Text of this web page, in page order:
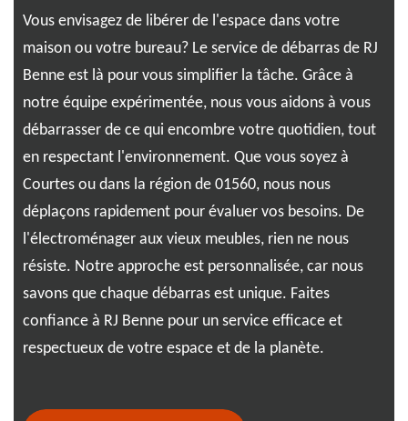
Vous envisagez de libérer de l'espace dans votre
maison ou votre bureau? Le service de débarras de RJ
Benne est là pour vous simplifier la tâche. Grâce à
notre équipe expérimentée, nous vous aidons à vous
débarrasser de ce qui encombre votre quotidien, tout
en respectant l'environnement. Que vous soyez à
Courtes ou dans la région de 01560, nous nous
déplaçons rapidement pour évaluer vos besoins. De
l'électroménager aux vieux meubles, rien ne nous
résiste. Notre approche est personnalisée, car nous
savons que chaque débarras est unique. Faites
confiance à RJ Benne pour un service efficace et
respectueux de votre espace et de la planète.